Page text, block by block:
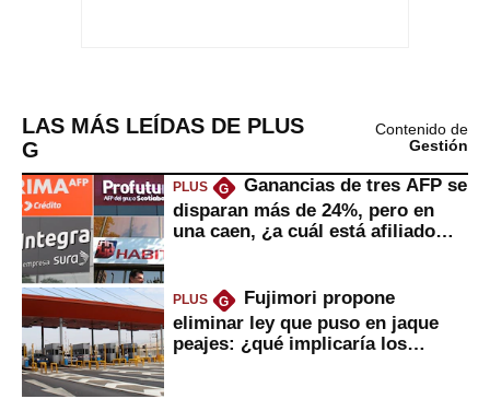
LAS MÁS LEÍDAS DE PLUS
G
Contenido de
Gestión
PLUS G
Ganancias de tres AFP se
disparan más de 24%, pero en
una caen, ¿a cuál está afiliado
PLUS G
Fujimori propone
eliminar ley que puso en jaque
peajes: ¿qué implicaría los